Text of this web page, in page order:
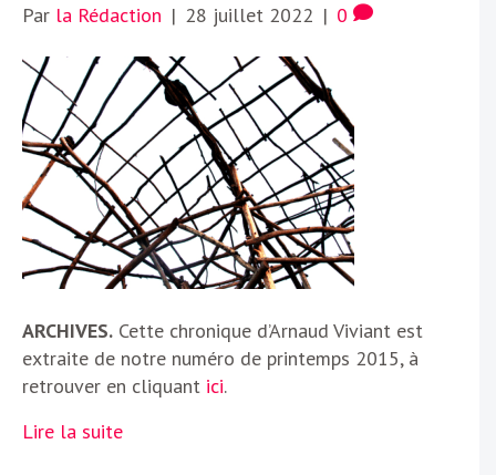
Par la Rédaction | 28 juillet 2022 | 0
ARCHIVES. Cette chronique d’Arnaud Viviant est
extraite de notre numéro de printemps 2015, à
retrouver en cliquant ici.
Lire la suite